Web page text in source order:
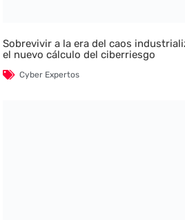
Sobrevivir a la era del caos
el nuevo cálculo del ciberriesgo
Cyber Expertos